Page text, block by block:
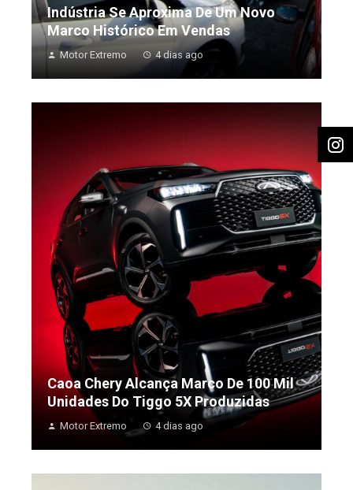
Indústria Se Aproxima De Um Novo
Marco Histórico Em Vendas
Motor Extremo 4 dias ago
Caoa Chery Alcança Marco De 100 Mil
Unidades Do Tiggo 5X Produzidas
Motor Extremo 4 dias ago